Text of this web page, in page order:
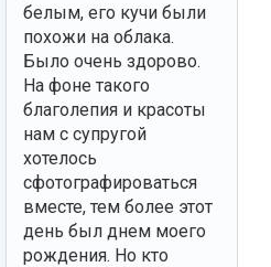
белым, его кучи были
похожи на облака.
Было очень здорово.
На фоне такого
благолепия и красоты
нам с супругой
хотелось
сфотографироваться
вместе, тем более этот
день был днем моего
рождения. Но кто